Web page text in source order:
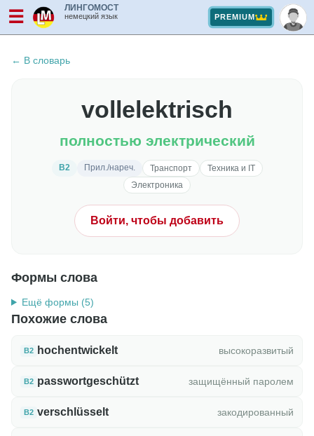
☰ ЛИНГОМОСТ
немецкий язык PREMIUM
← В словарь
vollelektrisch
полностью электрический
B2 Прил./нареч. Транспорт
Техника и IT
Электроника
Войти, чтобы добавить
Формы слова
Ещё формы (5)
Похожие слова
B2 hochentwickelt высокоразвитый
B2 passwortgeschützt защищённый паролем
B2 verschlüsselt закодированный